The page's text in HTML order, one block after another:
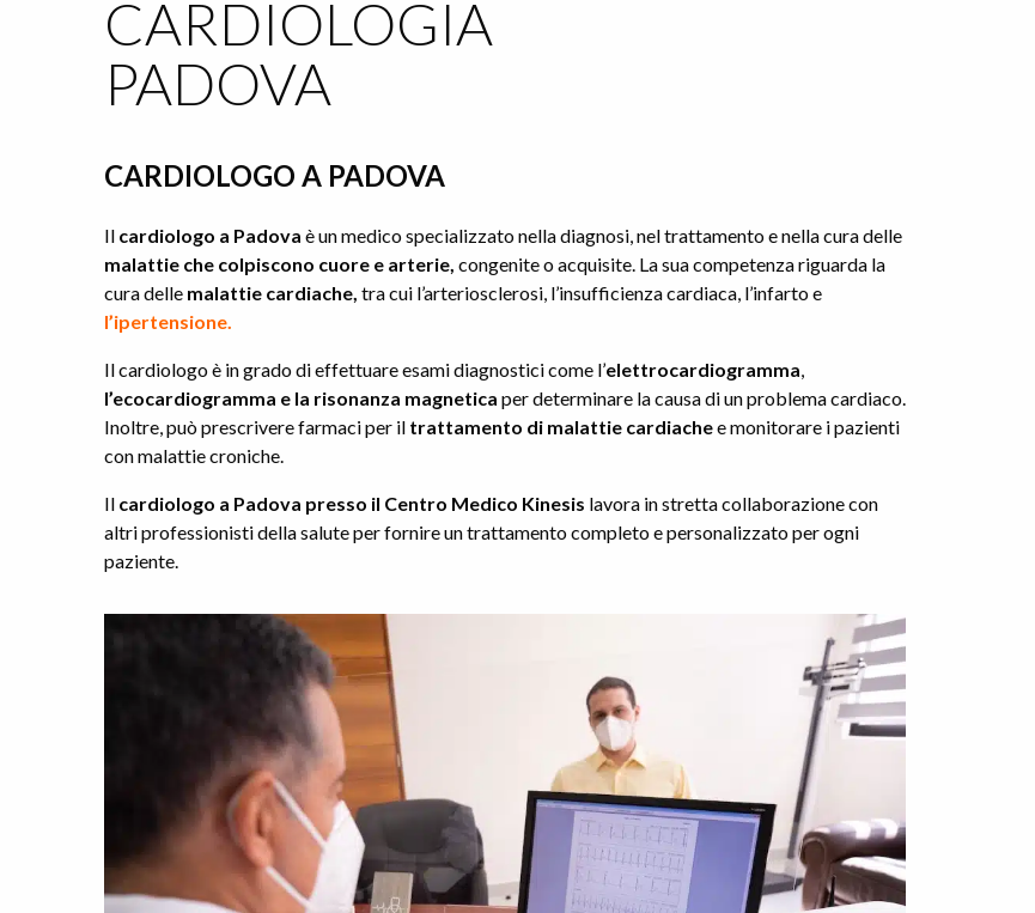
CARDIOLOGIA
PADOVA
CARDIOLOGO A PADOVA
Il cardiologo a Padova è un medico specializzato nella diagnosi, nel trattamento e nella cura delle
malattie che colpiscono cuore e arterie, congenite o acquisite. La sua competenza riguarda la
cura delle malattie cardiache, tra cui l’arteriosclerosi, l’insufficienza cardiaca, l’infarto e
l’ipertensione.
Il cardiologo è in grado di effettuare esami diagnostici come l’elettrocardiogramma,
l’ecocardiogramma e la risonanza magnetica per determinare la causa di un problema cardiaco.
Inoltre, può prescrivere farmaci per il trattamento di malattie cardiachee monitorare i pazienti
con malattie croniche.
Il cardiologo a Padova presso il Centro Medico Kinesis lavora in stretta collaborazione con
altri professionisti della salute per fornire un trattamento completo e personalizzato per ogni
paziente.